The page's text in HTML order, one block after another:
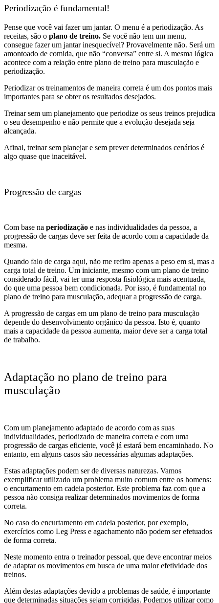
Periodização é fundamental!
Pense que você vai fazer um jantar. O menu é a periodização. As
receitas, são o plano de treino. Se você não tem um menu,
consegue fazer um jantar inesquecível? Provavelmente não. Será um
amontoado de comida, que não “conversa” entre si. A mesma lógica
acontece com a relação entre plano de treino para musculação e
periodização.
Periodizar os treinamentos de maneira correta é um dos pontos mais
importantes para se obter os resultados desejados.
Treinar sem um planejamento que periodize os seus treinos prejudica
o seu desempenho e não permite que a evolução desejada seja
alcançada.
Afinal, treinar sem planejar e sem prever determinados cenários é
algo quase que inaceitável.
Progressão de cargas
Com base na periodização e nas individualidades da pessoa, a
progressão de cargas deve ser feita de acordo com a capacidade da
mesma.
Quando falo de carga aqui, não me refiro apenas a peso em si, mas a
carga total de treino. Um iniciante, mesmo com um plano de treino
considerado fácil, vai ter uma resposta fisiológica mais acentuada,
do que uma pessoa bem condicionada. Por isso, é fundamental no
plano de treino para musculação, adequar a progressão de carga.
A progressão de cargas em um plano de treino para musculação
depende do desenvolvimento orgânico da pessoa. Isto é, quanto
mais a capacidade da pessoa aumenta, maior deve ser a carga total
de trabalho.
Adaptação no plano de treino para
musculação
Com um planejamento adaptado de acordo com as suas
individualidades, periodizado de maneira correta e com uma
progressão de cargas eficiente, você já estará bem encaminhado. No
entanto, em alguns casos são necessárias algumas adaptações.
Estas adaptações podem ser de diversas naturezas. Vamos
exemplificar utilizado um problema muito comum entre os homens:
o encurtamento em cadeia posterior. Este problema faz com que a
pessoa não consiga realizar determinados movimentos de forma
correta.
No caso do encurtamento em cadeia posterior, por exemplo,
exercícios como Leg Press e agachamento não podem ser efetuados
de forma correta.
Neste momento entra o treinador pessoal, que deve encontrar meios
de adaptar os movimentos em busca de uma maior efetividade dos
treinos.
Além destas adaptações devido a problemas de saúde, é importante
que determinadas situações sejam corrigidas. Podemos utilizar como